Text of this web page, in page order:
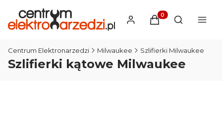
Produkty w
Otwórz
Centrum Elektronarzedzi Milwaukee Szlifierki Milwaukee
Szlifierki kątowe Milwaukee